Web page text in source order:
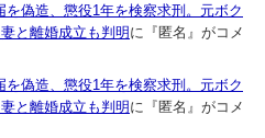
偽造、懲役1年を検察求刑。元ボク
と離婚成立も判明に『匿名』がコメ
偽造、懲役1年を検察求刑。元ボク
と離婚成立も判明に『匿名』がコメ